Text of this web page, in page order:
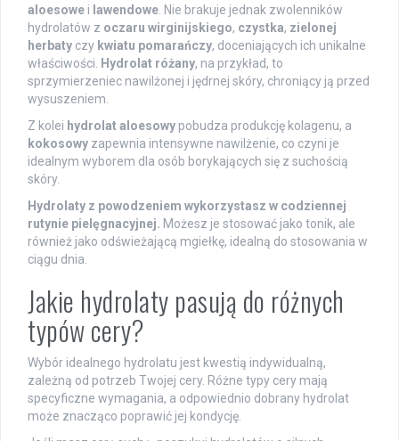
aloesowe i lawendowe . Nie brakuje jednak zwolenników
hydrolatów z oczaru wirginijskiego, czystka, zielonej
herbaty czy kwiatu pomarańczy, doceniających ich unikalne
właściwości.
Hydrolat różany, na przykład, to
sprzymierzeniec nawilżonej i jędrnej skóry, chroniący ją przed
wysuszeniem.
Z kolei hydrolat aloesowy pobudza produkcję kolagenu, a
kokosowy zapewnia intensywne nawilżenie, co czyni je
idealnym wyborem dla osób borykających się z suchością
skóry.
Hydrolaty z powodzeniem wykorzystasz w codziennej
rutynie pielęgnacyjnej. Możesz je stosować jako tonik, ale
również jako odświeżającą mgiełkę, idealną do stosowania w
ciągu dnia.
Jakie hydrolaty pasują do różnych
typów cery?
Wybór idealnego hydrolatu jest kwestią indywidualną,
zależną od potrzeb Twojej cery. Różne typy cery mają
specyficzne wymagania, a odpowiednio dobrany hydrolat
może znacząco poprawić jej kondycję.